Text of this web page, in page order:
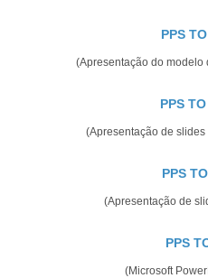
PPS
(Apresentação do modelo
PPS
(Apresentação de
PPS
(Apresentação de
PPS
(Microsoft